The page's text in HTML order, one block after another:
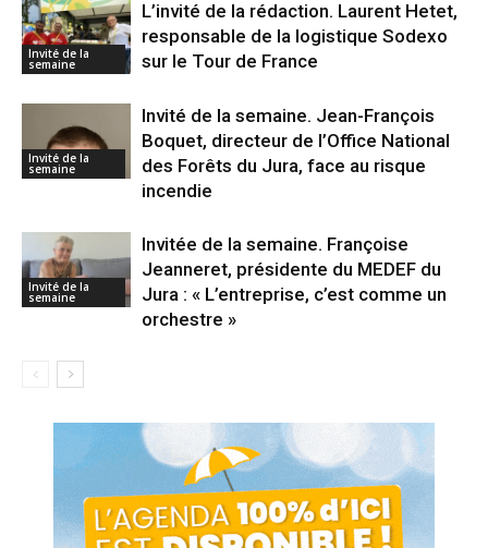
Invité de la
semaine
L’invité de la rédaction. Laurent Hetet,
responsable de la logistique Sodexo
sur le Tour de France
Invité de la
semaine
Invité de la semaine. Jean-François
Boquet, directeur de l’Office National
des Forêts du Jura, face au risque
incendie
Invité de la
semaine
Invitée de la semaine. Françoise
Jeanneret, présidente du MEDEF du
Jura : « L’entreprise, c’est comme un
orchestre »